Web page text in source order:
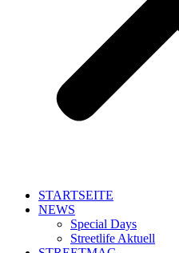
STARTSEITE
NEWS
Special Days
Streetlife Aktuell